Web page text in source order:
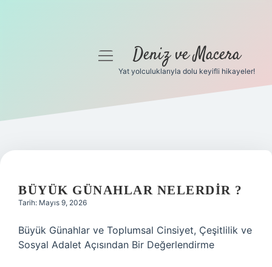
Gizlilik Politikası
Yasal Uyarı
menüyüDeniz ve Macera
Yat yolculuklarıyla dolu keyifli hikayeler!
BÜYÜK GÜNAHLAR NELERDIR ?
Tarih: Mayıs 9, 2026
Büyük Günahlar ve Toplumsal Cinsiyet, Çeşitlilik ve
Sosyal Adalet Açısından Bir Değerlendirme